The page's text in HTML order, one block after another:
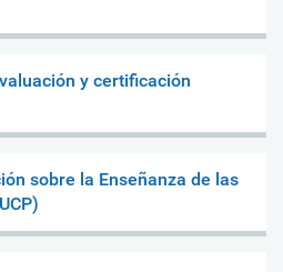
y certificación
sobre la Enseñanza de las